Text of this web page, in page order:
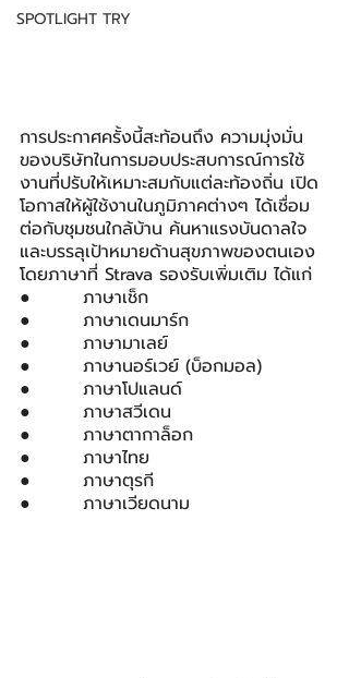
SPOTLIGHT TRY
การประกาศครั้งนี้สะท้อนถึง ความมุ่งมั่น
ของบริษัทในการมอบประสบการณ์การใช้
งานที่ปรับให้เหมาะสมกับแต่ละท้องถิ่น เปิด
โอกาสให้ผู้ใช้งานในภูมิภาคต่างๆ ได้เชื่อม
ต่อกับชุมชนใกล้บ้าน ค้นหาแรงบันดาลใจ
และบรรลุเป้าหมายด้านสุขภาพของตนเอง
โดยภาษาที่ Strava รองรับเพิ่มเติม ได้แก่
●        ภาษาเช็ก
●        ภาษาเดนมาร์ก
●        ภาษามาเลย์
●        ภาษานอร์เวย์ (บ็อกมอล)
●        ภาษาโปแลนด์
●        ภาษาสวีเดน
●        ภาษาตากาล็อก
●        ภาษาไทย
●        ภาษาตุรกี
●        ภาษาเวียดนาม